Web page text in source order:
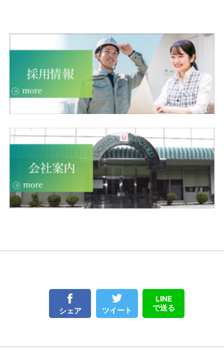
シェア ツイート
LINE
で送る